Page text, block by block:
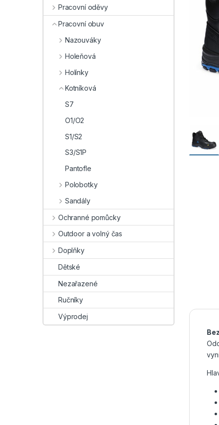
Pracovní oděvy
Pracovní obuv
Nazouváky
Holeňová
Holínky
Kotníková
S7
O1/O2
S1/S2
S3/S1P
Pantofle
Polobotky
Sandály
Ochranné pomůcky
Outdoor a volný čas
Doplňky
Dětské
Nezařazené
Ručníky
Výprodej